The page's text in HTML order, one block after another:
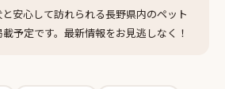
安心して訪れられる長野県内のペット
予定です。最新情報をお見逃しなく！